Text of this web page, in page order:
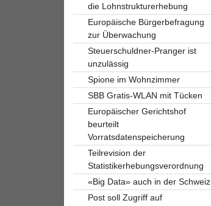
die Lohnstrukturerhebung
Europäische Bürgerbefragung
zur Überwachung
Steuerschuldner-Pranger ist
unzulässig
Spione im Wohnzimmer
SBB Gratis-WLAN mit Tücken
Europäischer Gerichtshof
beurteilt
Vorratsdatenspeicherung
Teilrevision der
Statistikerhebungsverordnung
«Big Data» auch in der Schweiz
Post soll Zugriff auf